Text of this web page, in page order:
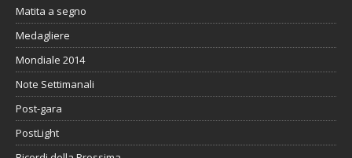
Matita a segno
Medagliere
Mondiale 2014
Note Settimanali
Post-gara
PostLight